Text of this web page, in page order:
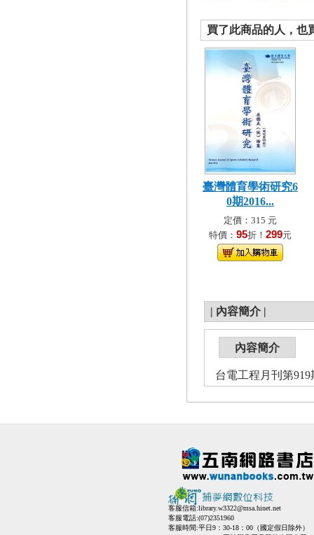
買了此商品的人，也
臺灣體育學術研究6
0期2016...
定價：315 元
特價： 95折！ 299元
| 內容簡介 |
內容簡介
台電工程月刊第919
客服信箱:library.w3322@msa.hinet.net
客服電話:(07)2351960
客服時間:平日9：30-18：00（國定假日除外）